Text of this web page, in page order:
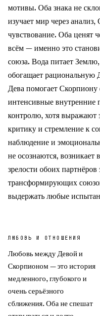
мотивы. Оба знака не
изучает мир через
чувствование. Оба ценят
всём — именно это
союза. Вода питает
обогащает рациональную
Дева помогает Скорпиону
интенсивные внутренние
контролю, хотя выражают
критику и стремление к
наблюдение и
не осознаются,
зрелости обоих
трансформирующих
выдержать любые
ЛЮБОВЬ И ОТНОШЕНИЯ
Любовь между Девой и
Скорпионом — это история
медленного, глубокого и
очень серьёзного
сближения. Оба не спешат